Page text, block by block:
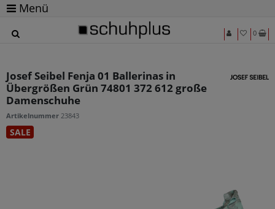
Menü
0
Josef Seibel Fenja 01 Ballerinas in
Übergrößen Grün 74801 372 612 große
Damenschuhe
Artikelnummer 23843
SALE